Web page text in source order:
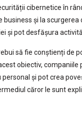
cibernetice în
și la
și pot desfășura
să fie conștienți de
obiectiv,
și pot crea
căror le sunt